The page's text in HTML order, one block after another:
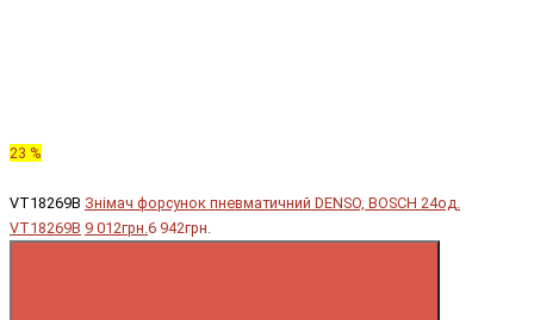
23 %
VT18269B Знімач форсунок пневматичний DENSO, BOSCH 24од.
VT18269B 9 012грн.6 942грн.